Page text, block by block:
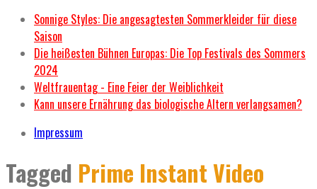
Sonnige Styles: Die angesagtesten Sommerkleider für diese
Saison
Die heißesten Bühnen Europas: Die Top Festivals des Sommers
2024
Weltfrauentag - Eine Feier der Weiblichkeit
Kann unsere Ernährung das biologische Altern verlangsamen?
Impressum
Tagged Prime Instant Video